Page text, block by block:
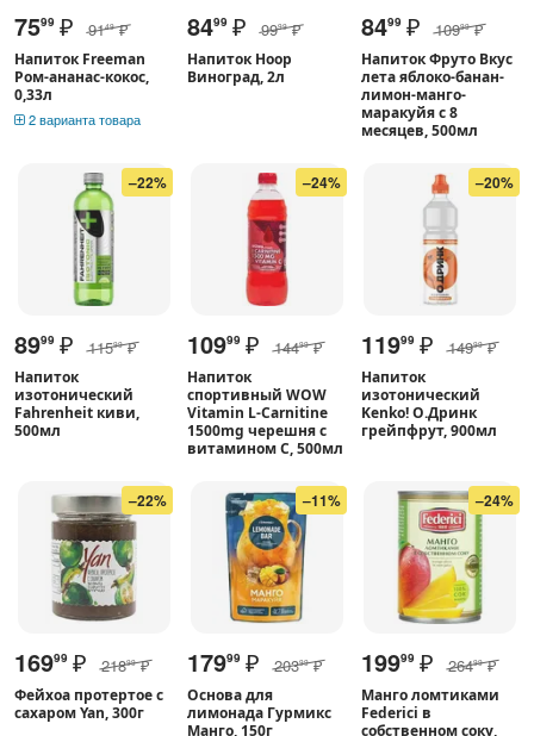
7599 ₽ 9149 ₽
Напиток Freeman
Ром-ананас-кокос,
0,33л
2 варианта товара
8499 ₽ 9999 ₽
Напиток Hoop
Виноград, 2л
8499 ₽ 10999 ₽
Напиток Фруто Вкус
лета яблоко-банан-
лимон-манго-
маракуйя с 8
месяцев, 500мл
–22%
8999 ₽ 11599 ₽
Напиток
изотонический
Fahrenheit киви,
500мл
–24%
10999 ₽ 14499 ₽
Напиток
спортивный WOW
Vitamin L-Carnitine
1500mg черешня с
витамином С, 500мл
–20%
11999 ₽ 14999 ₽
Напиток
изотонический
Kenko! О.Дринк
грейпфрут, 900мл
–22%
16999 ₽ 21899 ₽
Фейхоа протертое с
сахаром Yan, 300г
–11%
17999 ₽ 20399 ₽
Основа для
лимонада Гурмикс
Манго, 150г
–24%
19999 ₽ 26499 ₽
Манго ломтиками
Federici в
собственном соку,